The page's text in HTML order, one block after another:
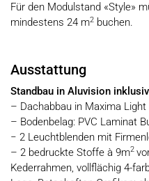
Für den Modulstand «Style»
mindestens 24 m2 buchen.
Ausstattung
Standbau in Aluvision
– Dachabbau in Maxima Light
– Bodenbelag: PVC Laminat
− 2 Leuchtblenden mit
– 2 bedruckte Stoffe à 9m2
Kederrahmen, vollflächig 4-